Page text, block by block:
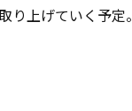
り上げていく予定。